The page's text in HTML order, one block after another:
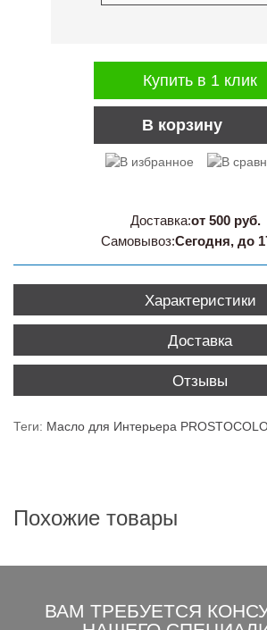
В корзину
Купить в 1 клик
Доставка:от 500 руб.
Самовывоз:Сегодня, до
Характеристики
Доставка
Отзывы
Теги: Масло для Интерьера
Похожие товары
ВАМ ТРЕБУЕТСЯ